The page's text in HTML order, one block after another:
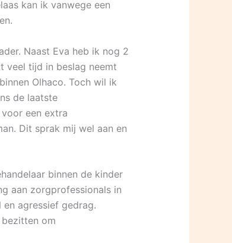
kan ik vanwege een
Naast Eva heb ik nog 2
veel tijd in beslag neemt
Olhaco. Toch wil ik
de laatste
een extra
Dit sprak mij wel aan en
binnen de kinder
aan zorgprofessionals in
agressief gedrag.
om